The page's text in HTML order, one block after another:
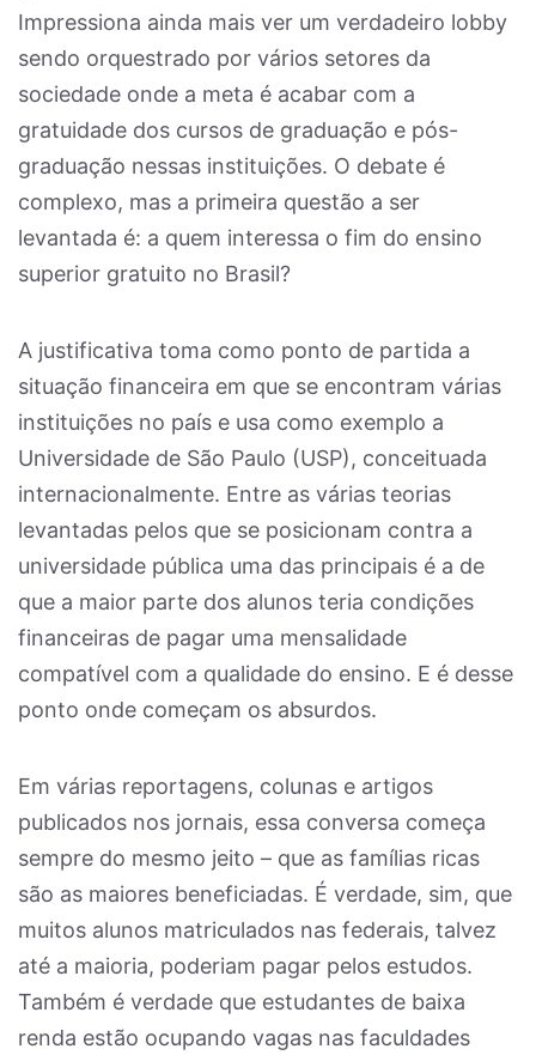
Impressiona ainda mais ver um verdadeiro lobby
sendo orquestrado por vários setores da
sociedade onde a meta é acabar com a
gratuidade dos cursos de graduação e pós-
graduação nessas instituições. O debate é
complexo, mas a primeira questão a ser
levantada é: a quem interessa o fim do ensino
superior gratuito no Brasil?
A justificativa toma como ponto de partida a
situação financeira em que se encontram várias
instituições no país e usa como exemplo a
Universidade de São Paulo (USP), conceituada
internacionalmente. Entre as várias teorias
levantadas pelos que se posicionam contra a
universidade pública uma das principais é a de
que a maior parte dos alunos teria condições
financeiras de pagar uma mensalidade
compatível com a qualidade do ensino. E é desse
ponto onde começam os absurdos.
Em várias reportagens, colunas e artigos
publicados nos jornais, essa conversa começa
sempre do mesmo jeito – que as famílias ricas
são as maiores beneficiadas. É verdade, sim, que
muitos alunos matriculados nas federais, talvez
até a maioria, poderiam pagar pelos estudos.
Também é verdade que estudantes de baixa
renda estão ocupando vagas nas faculdades